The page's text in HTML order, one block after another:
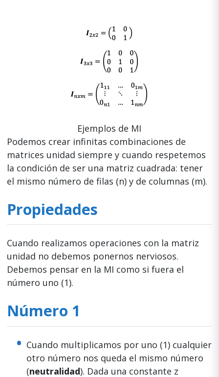
Ejemplos de MI
Podemos crear infinitas combinaciones de
matrices unidad siempre y cuando respetemos
la condición de ser una matriz cuadrada: tener
el mismo número de filas (n) y de columnas (m).
Propiedades
Cuando realizamos operaciones con la matriz
unidad no debemos ponernos nerviosos.
Debemos pensar en la MI como si fuera el
número uno (1).
Número 1
Cuando multiplicamos por uno (1) cualquier
otro número nos queda el mismo número
(neutralidad). Dada una constante z